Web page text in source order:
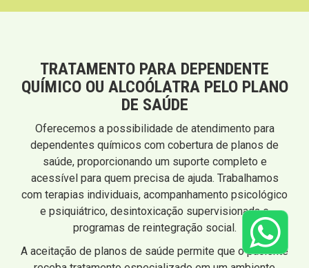
TRATAMENTO PARA DEPENDENTE
QUÍMICO OU ALCOÓLATRA PELO PLANO
DE SAÚDE
Oferecemos a possibilidade de atendimento para
dependentes químicos com cobertura de planos de
saúde, proporcionando um suporte completo e
acessível para quem precisa de ajuda. Trabalhamos
com terapias individuais, acompanhamento psicológico
e psiquiátrico, desintoxicação supervisionada e
programas de reintegração social.
A aceitação de planos de saúde permite que o paciente